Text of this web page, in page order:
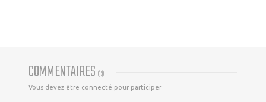
COMMENTAIRES (13)
Vous devez être connecté pour participer